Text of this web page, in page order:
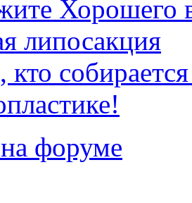
Хорошего
липосакция
кто
форуме